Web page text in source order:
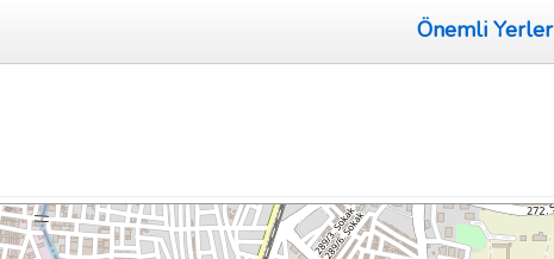
Önemli Yerler